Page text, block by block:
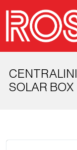
CENTRALINI
SOLAR BOX